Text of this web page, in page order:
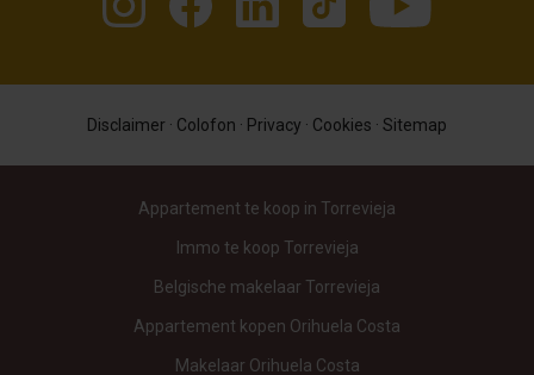
Disclaimer · Colofon · Privacy · Cookies · Sitemap
Appartement te koop in Torrevieja
Immo te koop Torrevieja
Belgische makelaar Torrevieja
Appartement kopen Orihuela Costa
Makelaar Orihuela Costa